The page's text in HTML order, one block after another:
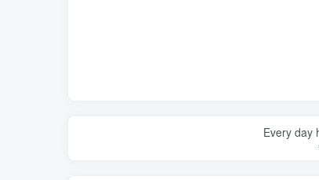
Every day